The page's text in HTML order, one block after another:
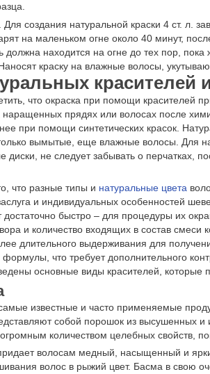
. Для создания натуральной краски 4 ст. л.
на маленьком огне около 40 минут,
должна находится на огне до тех пор, пока
краску на влажные волосы,
красителей
что окраска при помощи красителей
наращенных прядях или волосах после
при помощи синтетических красок.
вымытые, еще влажные волосы. Для
диски, не следует забывать о перчатках,
что разные типы и натуральные цвета
и индивидуальных особенностей
достаточно быстро – для процедуры их
и количество входящих в состав
длительного выдерживания для
формулы, что требует дополнительного
основные виды красителей, которые
известные и часто применяемые
собой порошок из высушенных и
количеством целебных свойств,
волосам медный, насыщенный и
волос в рыжий цвет. Басма в свою